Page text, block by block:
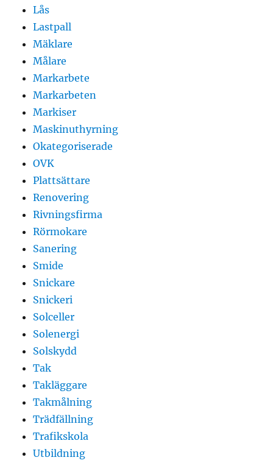
Lås
Lastpall
Mäklare
Målare
Markarbete
Markarbeten
Markiser
Maskinuthyrning
Okategoriserade
OVK
Plattsättare
Renovering
Rivningsfirma
Rörmokare
Sanering
Smide
Snickare
Snickeri
Solceller
Solenergi
Solskydd
Tak
Takläggare
Takmålning
Trädfällning
Trafikskola
Utbildning